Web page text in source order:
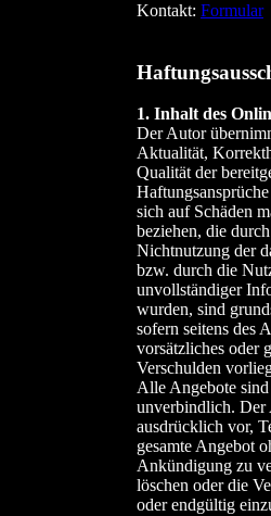
Kontakt: Formular
1. Inhalt des
Der Autor
Aktualität,
Qualität der
sich auf Schäden
beziehen, die
Nichtnutzung der
bzw. durch die
unvollständiger
wurden, sind
sofern seitens des
vorsätzliches oder
Verschulden
Alle Angebote
unverbindlich. Der
ausdrücklich vor,
gesamte Angebot
Ankündigung zu
löschen oder die
oder endgültig